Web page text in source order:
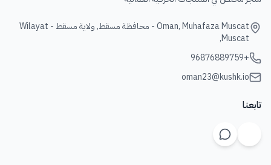
Oman, Muhafaza Muscat - محافظة مسقط, ولاية مسقط - Wilayat
Muscat,
+96876889759
oman23@kushk.io
تابعنا